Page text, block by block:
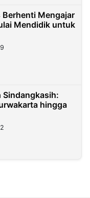
Berhenti Mengajar
Mendidik untuk
Sindangkasih:
hingga